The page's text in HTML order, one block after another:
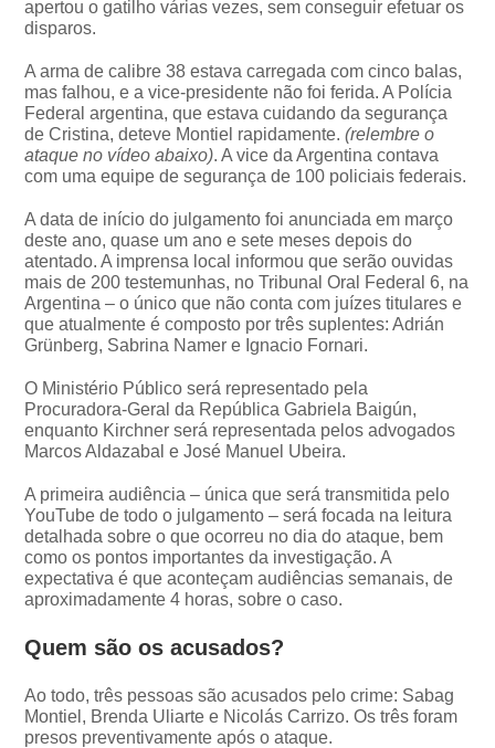
apertou o gatilho várias vezes, sem conseguir efetuar os
disparos.
A arma de calibre 38 estava carregada com cinco balas,
mas falhou, e a vice-presidente não foi ferida. A Polícia
Federal argentina, que estava cuidando da segurança
de Cristina, deteve Montiel rapidamente.(relembre o
ataque no vídeo abaixo). A vice da Argentina contava
com uma equipe de segurança de 100 policiais federais.
A data de início do julgamento foi anunciada em março
deste ano, quase um ano e sete meses depois do
atentado. A imprensa local informou que serão ouvidas
mais de 200 testemunhas, no Tribunal Oral Federal 6, na
Argentina – o único que não conta com juízes titulares e
que atualmente é composto por três suplentes: Adrián
Grünberg, Sabrina Namer e Ignacio Fornari.
O Ministério Público será representado pela
Procuradora-Geral da República Gabriela Baigún,
enquanto Kirchner será representada pelos advogados
Marcos Aldazabal e José Manuel Ubeira.
A primeira audiência – única que será transmitida pelo
YouTube de todo o julgamento – será focada na leitura
detalhada sobre o que ocorreu no dia do ataque, bem
como os pontos importantes da investigação. A
expectativa é que aconteçam audiências semanais, de
aproximadamente 4 horas, sobre o caso.
Quem são os acusados?
Ao todo, três pessoas são acusados pelo crime: Sabag
Montiel, Brenda Uliarte e Nicolás Carrizo. Os três foram
presos preventivamente após o ataque.